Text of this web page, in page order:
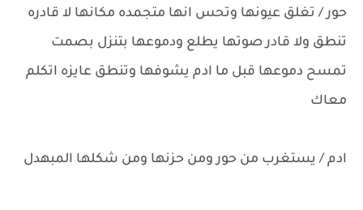
حور / تغلق عيونها وتحس انها متجمده مكانها لا قادره
تنطق ولا قادر صوتها يطلع ودموعها بتنزل بصمت
تمسح دموعها قبل ما ادم يشوفها وتنطق عايزه اتكلم
معاك
ادم / يستغرب من حور ومن حزنها ومن شكلها المبهدل